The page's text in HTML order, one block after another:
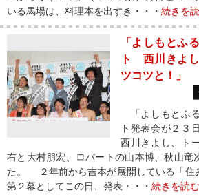
いる馬場は、料理本を出すき・・・ 続きを
「よしもとふ
ト 西川きよ
ツコツと！」
「よしもとふ
ト発表会が２３
西川きよし、ト
右と大村朋宏、ロバートの山本博、秋山竜
た。 ２年前から吉本が展開している「住
第２幕としてこの日、発表・・・ 続きを読む